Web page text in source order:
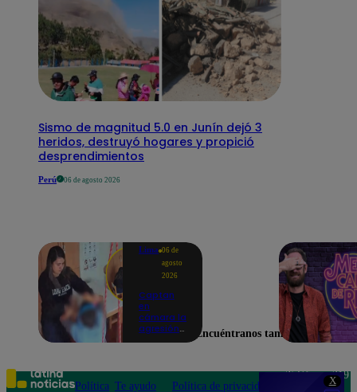
X
Sismo de magnitud 5.0 en Junín dejó 3
heridos, destruyó hogares y propició
desprendimientos
Perú 06 de agosto 2026
Lima 06 de
agosto
2026
Captan
en
cámara la
agresión
niño con
autismo:
Encuéntranos también en
Política Te ayudo Política de privacidad
Teléfono: 219